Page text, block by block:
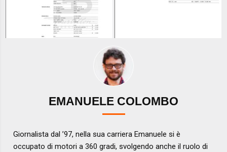
EMANUELE COLOMBO
Giornalista dal ’97, nella sua carriera Emanuele si è
occupato di motori a 360 gradi, svolgendo anche il ruolo di